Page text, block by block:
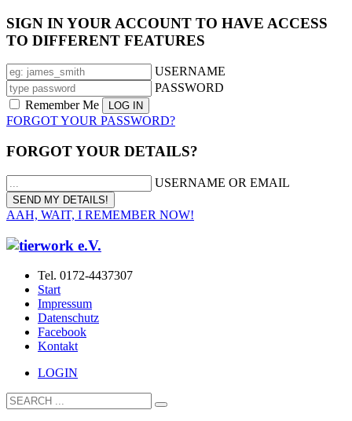
SIGN IN YOUR ACCOUNT TO HAVE ACCESS
TO DIFFERENT FEATURES
USERNAME
PASSWORD
Remember Me
FORGOT YOUR PASSWORD?
FORGOT YOUR DETAILS?
USERNAME OR EMAIL
AAH, WAIT, I REMEMBER NOW!
Tel. 0172-4437307
Start
Impressum
Datenschutz
Facebook
Kontakt
LOGIN